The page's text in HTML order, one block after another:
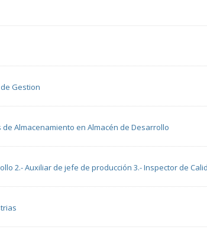
Gestion
Almacenamiento en Almacén de Desarrollo
2.- Auxiliar de jefe de producción 3.- Inspector de